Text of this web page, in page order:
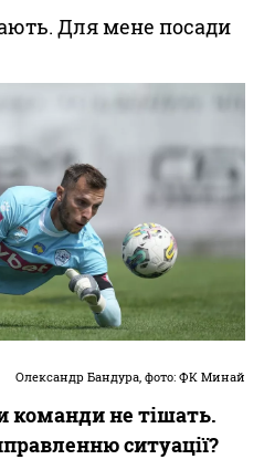
Для мене посади
Олександр Бандура, фото: ФК Минай
команди не тішать.
ситуації?